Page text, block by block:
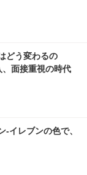
どう変わるの
面接重視の時代
‐イレブンの色で、